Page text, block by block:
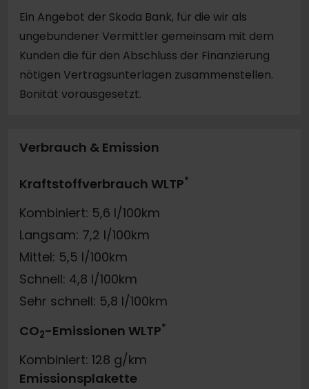
Ein Angebot der Skoda Bank, für die wir als
ungebundener Vermittler gemeinsam mit dem
Kunden die für den Abschluss der Finanzierung
nötigen Vertragsunterlagen zusammenstellen.
Bonität vorausgesetzt.
Verbrauch & Emission
Kraftstoffverbrauch WLTP*
Kombiniert: 5,6 l/100km
Langsam: 7,2 l/100km
Mittel: 5,5 l/100km
Schnell: 4,8 l/100km
Sehr schnell: 5,8 l/100km
CO2-Emissionen WLTP*
Kombiniert: 128 g/km
Emissionsplakette